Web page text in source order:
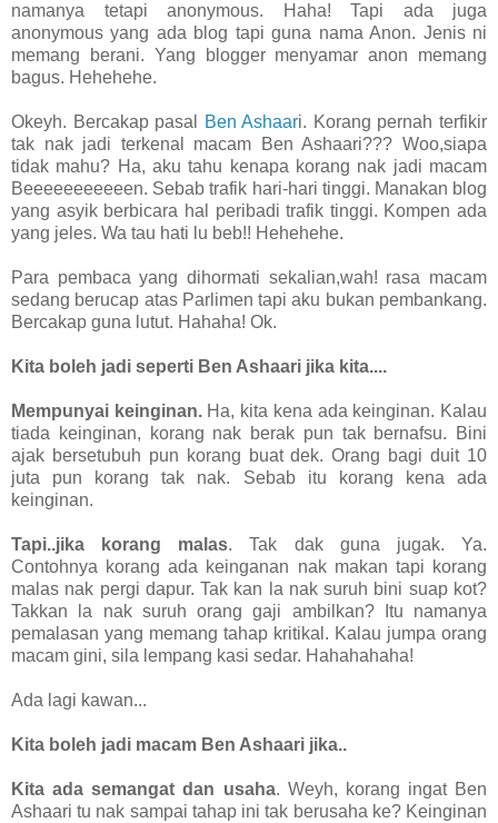
namanya tetapi anonymous. Haha! Tapi ada juga
anonymous yang ada blog tapi guna nama Anon. Jenis ni
memang berani. Yang blogger menyamar anon memang
bagus. Hehehehe.
Okeyh. Bercakap pasal Ben Ashaari. Korang pernah terfikir
tak nak jadi terkenal macam Ben Ashaari??? Woo,siapa
tidak mahu? Ha, aku tahu kenapa korang nak jadi macam
Beeeeeeeeeeen. Sebab trafik hari-hari tinggi. Manakan blog
yang asyik berbicara hal peribadi trafik tinggi. Kompen ada
yang jeles. Wa tau hati lu beb!! Hehehehe.
Para pembaca yang dihormati sekalian,wah! rasa macam
sedang berucap atas Parlimen tapi aku bukan pembankang.
Bercakap guna lutut. Hahaha! Ok.
Kita boleh jadi seperti Ben Ashaari jika kita....
Mempunyai keinginan.Ha, kita kena ada keinginan. Kalau
tiada keinginan, korang nak berak pun tak bernafsu. Bini
ajak bersetubuh pun korang buat dek. Orang bagi duit 10
juta pun korang tak nak. Sebab itu korang kena ada
keinginan.
Tapi..jika korang malas. Tak dak guna jugak. Ya.
Contohnya korang ada keinganan nak makan tapi korang
malas nak pergi dapur. Tak kan la nak suruh bini suap kot?
Takkan la nak suruh orang gaji ambilkan? Itu namanya
pemalasan yang memang tahap kritikal. Kalau jumpa orang
macam gini, sila lempang kasi sedar. Hahahahaha!
Ada lagi kawan...
Kita boleh jadi macam Ben Ashaari jika..
Kita ada semangat dan usaha. Weyh, korang ingat Ben
Ashaari tu nak sampai tahap ini tak berusaha ke? Keinginan